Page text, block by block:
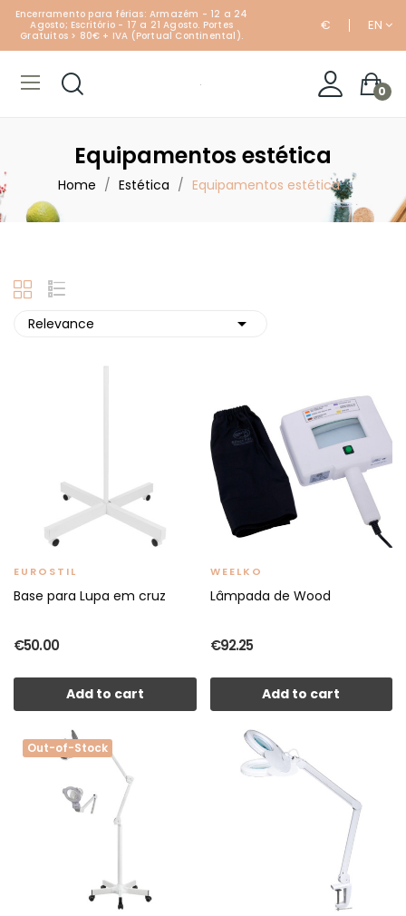
Encerramento para férias: Armazém - 12 a 24
Agosto; Escritório - 17 a 21 Agosto. Portes
Gratuitos > 80€ + IVA (Portual Continental).
€ EN
0
Equipamentos estética
Home Estética Equipamentos estética
Relevance 
EUROSTIL
Base para Lupa em cruz
€50.00
Add to cart
WEELKO
Lâmpada de Wood
€92.25
Add to cart
Out-of-Stock